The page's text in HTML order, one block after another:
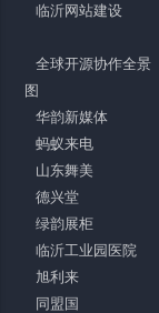
临沂网站建设
全球开源协作全景
图
华韵新媒体
蚂蚁来电
山东舞美
德兴堂
绿韵展柜
临沂工业园医院
旭利来
同盟国